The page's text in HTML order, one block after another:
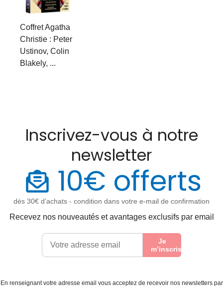
Coffret Agatha
Christie : Peter
Ustinov, Colin
Blakely, ...
Inscrivez-vous à notre
newsletter
10€ offerts
dès 30€ d’achats - condition dans votre e-mail de confirmation
Recevez nos nouveautés et avantages exclusifs par email
Je
m’inscris
En renseignant votre adresse email vous acceptez de recevoir nos newsletters par